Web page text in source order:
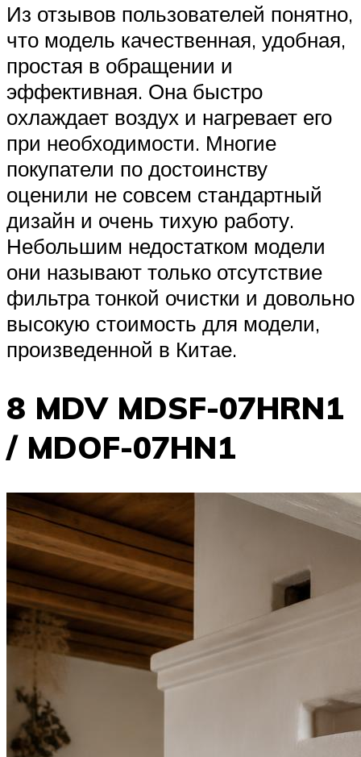
Из отзывов пользователей понятно,
что модель качественная, удобная,
простая в обращении и
эффективная. Она быстро
охлаждает воздух и нагревает его
при необходимости. Многие
покупатели по достоинству
оценили не совсем стандартный
дизайн и очень тихую работу.
Небольшим недостатком модели
они называют только отсутствие
фильтра тонкой очистки и довольно
высокую стоимость для модели,
произведенной в Китае.
8 MDV MDSF-07HRN1
/ MDOF-07HN1